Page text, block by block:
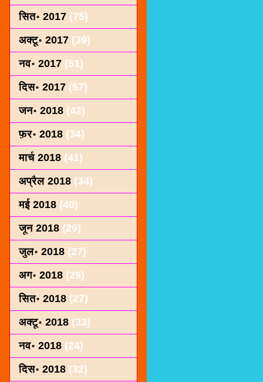
सित॰ 2017 (75)
अक्टू॰ 2017 (39)
नव॰ 2017 (51)
दिस॰ 2017 (57)
जन॰ 2018 (42)
फ़र॰ 2018 (34)
मार्च 2018 (41)
अप्रैल 2018 (34)
मई 2018 (40)
जून 2018 (29)
जुल॰ 2018 (27)
अग॰ 2018 (29)
सित॰ 2018 (27)
अक्टू॰ 2018 (33)
नव॰ 2018 (24)
दिस॰ 2018 (32)